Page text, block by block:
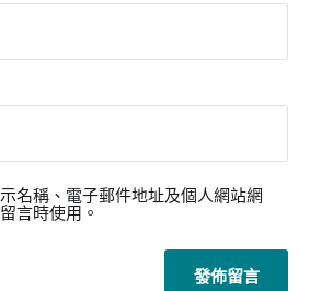
名稱、電子郵件地址及個人網站網
言時使用。